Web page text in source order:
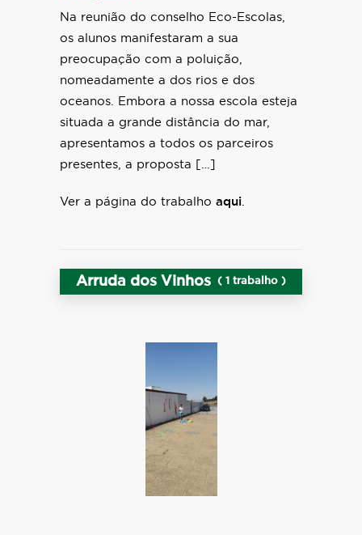
Na reunião do conselho Eco-Escolas,
os alunos manifestaram a sua
preocupação com a poluição,
nomeadamente a dos rios e dos
oceanos. Embora a nossa escola esteja
situada a grande distância do mar,
apresentamos a todos os parceiros
presentes, a proposta […]
Ver a página do trabalho aqui.
Arruda dos Vinhos ( 1 trabalho )